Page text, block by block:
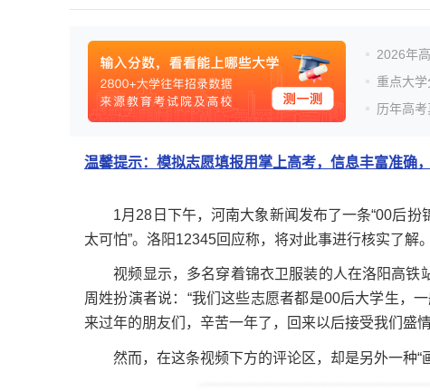
2026年
重点大
历年高
温馨提示：模拟志愿填报用掌上高考，信息丰富准确
1月28日下午，河南大象新闻发布了一条“00后扮
太可怕”。洛阳12345回应称，将对此事进行核实了解。
视频显示，多名穿着锦衣卫服装的人在洛阳高铁站
周姓扮演者说：“我们这些志愿者都是00后大学生，
来过年的朋友们，辛苦一年了，回来以后接受我们盛
然而，在这条视频下方的评论区，却是另外一种“